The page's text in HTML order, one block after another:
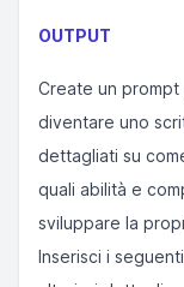
OUTPUT
Create un prompt
diventare uno
dettagliati su
quali abilità e
sviluppare la
Inserisci i